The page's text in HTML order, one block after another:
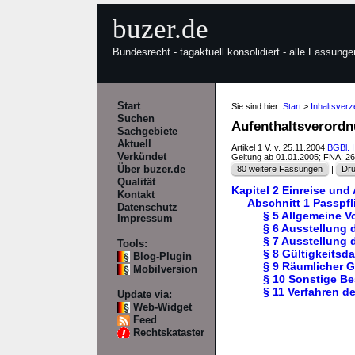
buzer.de
Bundesrecht - tagaktuell konsolidiert - alle
Start
Suchen
Sachgebiete
Aktuell
Verkündet
Über buzer.de
Qualität
Kontakt
Datenschutz
Impressum
Tools:
Blog-Plugin
Mobilversion
Update via:
Web-Widget
Feed
Rechtskataster
Sie sind hier: Start >
Artikel 1 V. v. 25.11.2004 BGBl.
Geltung ab 01.01.2005; FNA:
80 weitere Fassungen
|
Kapitel 2 Einreise
Abschnitt 1
§ 5 Allgemeine
§ 6 Ausstellung
§ 7 Ausstellung
§ 8
§ 9 Räumlicher
§ 10 Sonstige
§ 11 Verfahren